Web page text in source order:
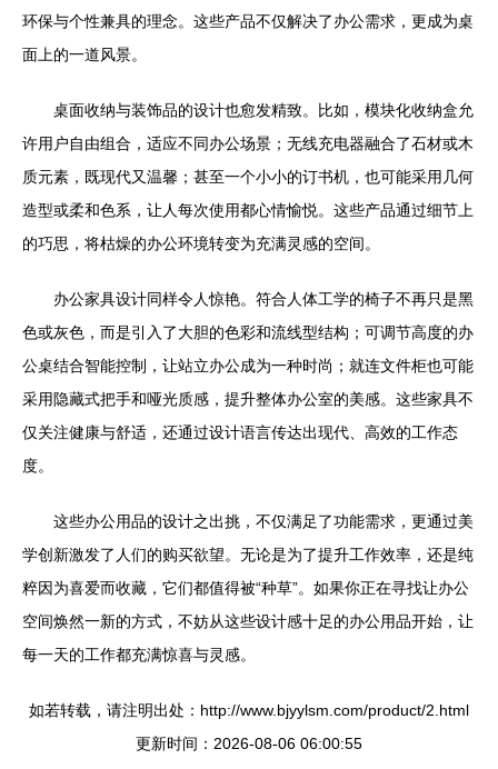
环保与个性兼具的理念。这些产品不仅解决了办公需求，更成为桌
面上的一道风景。
桌面收纳与装饰品的设计也愈发精致。比如，模块化收纳盒允
许用户自由组合，适应不同办公场景；无线充电器融合了石材或木
质元素，既现代又温馨；甚至一个小小的订书机，也可能采用几何
造型或柔和色系，让人每次使用都心情愉悦。这些产品通过细节上
的巧思，将枯燥的办公环境转变为充满灵感的空间。
办公家具设计同样令人惊艳。符合人体工学的椅子不再只是黑
色或灰色，而是引入了大胆的色彩和流线型结构；可调节高度的办
公桌结合智能控制，让站立办公成为一种时尚；就连文件柜也可能
采用隐藏式把手和哑光质感，提升整体办公室的美感。这些家具不
仅关注健康与舒适，还通过设计语言传达出现代、高效的工作态
度。
这些办公用品的设计之出挑，不仅满足了功能需求，更通过美
学创新激发了人们的购买欲望。无论是为了提升工作效率，还是纯
粹因为喜爱而收藏，它们都值得被“种草”。如果你正在寻找让办公
空间焕然一新的方式，不妨从这些设计感十足的办公用品开始，让
每一天的工作都充满惊喜与灵感。
如若转载，请注明出处：http://www.bjyylsm.com/product/2.html
更新时间：2026-08-06 06:00:55